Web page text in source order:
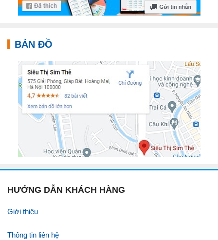
BẢN ĐỒ
HƯỚNG DẪN KHÁCH HÀNG
Giới thiệu
Thông tin liên hệ